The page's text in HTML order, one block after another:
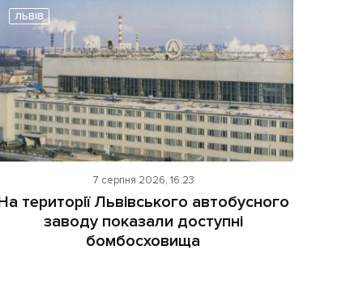
ЛЬВІВ
7 серпня 2026, 16:23
території Львівського автобусного
заводу показали доступні
бомбосховища